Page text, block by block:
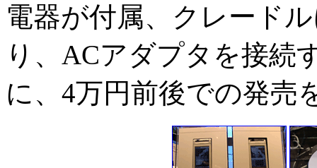
電器が付属、クレード
り、ACアダプタを接続
に、4万円前後での発売